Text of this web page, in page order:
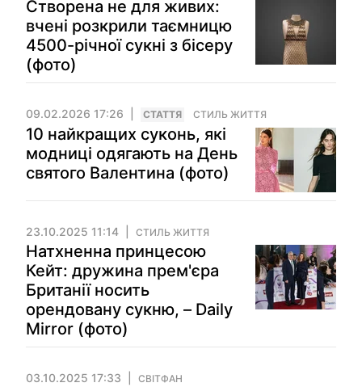
Створена не для живих:
вчені розкрили таємницю
4500-річної сукні з бісеру
(фото)
09.02.2026 17:26 СТАТТЯ СТИЛЬ ЖИТТЯ
10 найкращих суконь, які
модниці одягають на День
святого Валентина (фото)
23.10.2025 11:14 СТИЛЬ ЖИТТЯ
Натхненна принцесою
Кейт: дружина прем'єра
Британії носить
орендовану сукню, – Daily
Mirror (фото)
03.10.2025 17:33 СВІТФАН